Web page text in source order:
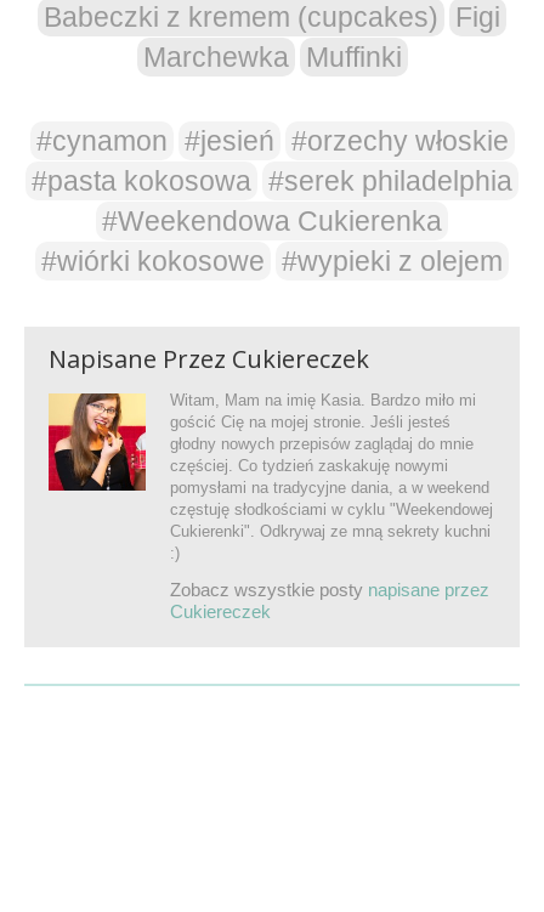
Babeczki z kremem (cupcakes)
Figi
Marchewka
Muffinki
#cynamon #jesień #orzechy włoskie
#pasta kokosowa #serek philadelphia
#Weekendowa Cukierenka
#wiórki kokosowe #wypieki z olejem
Napisane Przez Cukiereczek
Witam, Mam na imię Kasia. Bardzo miło mi
gościć Cię na mojej stronie. Jeśli jesteś
głodny nowych przepisów zaglądaj do mnie
częściej. Co tydzień zaskakuję nowymi
pomysłami na tradycyjne dania, a w weekend
częstuję słodkościami w cyklu "Weekendowej
Cukierenki". Odkrywaj ze mną sekrety kuchni
:)
Zobacz wszystkie posty napisane przez
Cukiereczek